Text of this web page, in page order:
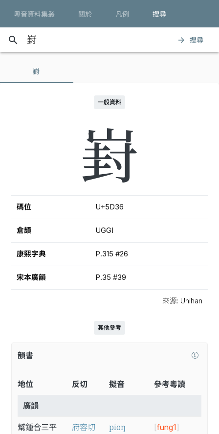
粵音資料集叢 關於 凡例 搜尋
search arrow_forward 搜尋
崶
一般資料
崶
碼位 U+5D36
倉頡 UGGI
康熙字典 P.315 #26
宋本廣韻 P.35 #39
來源: Unihan
其他參考
韻書
地位 反切 擬音 參考粵讀
廣韻
幫鍾合三平
府容切 pioŋ [fung1]